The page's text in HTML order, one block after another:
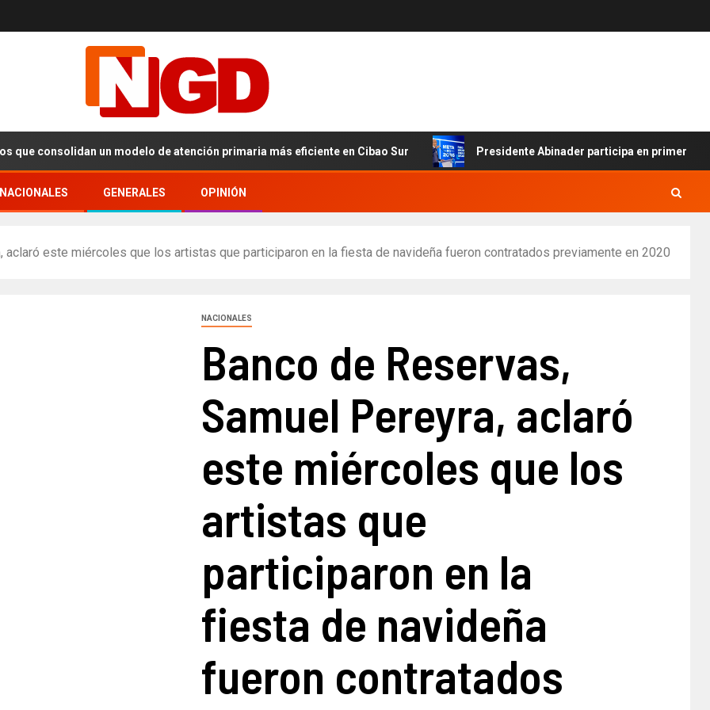
un modelo de atención primaria más eficiente en Cibao Sur Presidente Abinader participa en primer Foro
GENERALES OPINIÓN
aclaró este miércoles que los artistas que participaron en la fiesta de navideña fueron contratados previamente en 2020
NACIONALES
Banco de Reservas,
Samuel Pereyra, aclaró
este miércoles que los
artistas que
participaron en la
fiesta de navideña
fueron contratados